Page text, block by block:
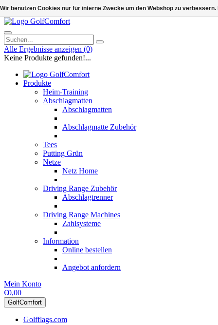
Alle Ergebnisse anzeigen (0)
Keine Produkte gefunden!...
Produkte
Heim-Training
Abschlagmatten
Abschlagmatten
Abschlagmatte Zubehör
Tees
Putting Grün
Netze
Netz Home
Driving Range Zubehör
Abschlagtrenner
Driving Range Machines
Zahlsysteme
Information
Online bestellen
Angebot anfordern
Mein Konto
€0,00
GolfComfort
Golfflags.com
Wir benutzen Cookies nur für interne Zwecke um den Webshop zu